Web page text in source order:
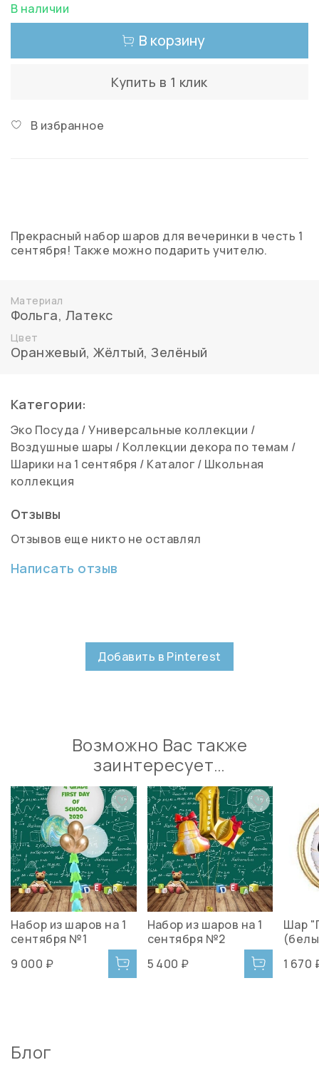
В наличии
В корзину
Купить в 1 клик
В избранное
Прекрасный набор шаров для вечеринки в честь 1
сентября! Также можно подарить учителю.
Материал
Фольга, Латекс
Цвет
Оранжевый,Жёлтый,Зелёный
Категории:
Эко Посуда /Универсальные коллекции /
Воздушные шары / Коллекции декора по темам /
Шарики на 1 сентября / Каталог / Школьная
коллекция
Отзывы
Отзывов еще никто не оставлял
Написать отзыв
Добавить в Pinterest
Возможно Вас также
заинтересует…
Набор из шаров на 1
сентября №1
9 000 ₽
Набор из шаров на 1
сентября №2
5 400 ₽
Шар
1 670
Блог